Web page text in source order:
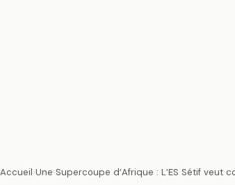
Accueil›Une›Supercoupe d’Afrique : L’ES Sétif veut